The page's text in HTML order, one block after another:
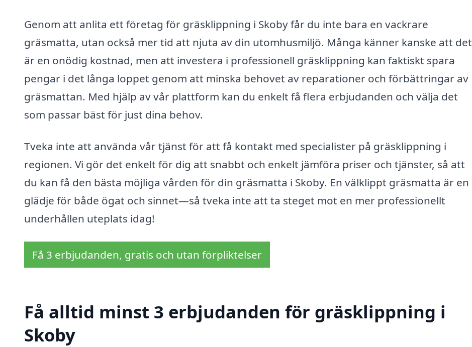
Genom att anlita ett företag för gräsklippning i Skoby får du inte bara en vackrare
gräsmatta, utan också mer tid att njuta av din utomhusmiljö. Många känner kanske att det
är en onödig kostnad, men att investera i professionell gräsklippning kan faktiskt spara
pengar i det långa loppet genom att minska behovet av reparationer och förbättringar av
gräsmattan. Med hjälp av vår plattform kan du enkelt få flera erbjudanden och välja det
som passar bäst för just dina behov.
Tveka inte att använda vår tjänst för att få kontakt med specialister på gräsklippning i
regionen. Vi gör det enkelt för dig att snabbt och enkelt jämföra priser och tjänster, så att
du kan få den bästa möjliga vården för din gräsmatta i Skoby. En välklippt gräsmatta är en
glädje för både ögat och sinnet—så tveka inte att ta steget mot en mer professionellt
underhållen uteplats idag!
Få 3 erbjudanden, gratis och utan förpliktelser
Få alltid minst 3 erbjudanden för gräsklippning i
Skoby